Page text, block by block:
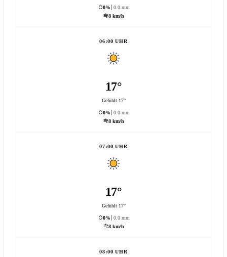
0%
0.0 mm
8 km/h
06:00 UHR
17°
Gefühlt 17°
0%
0.0 mm
8 km/h
07:00 UHR
17°
Gefühlt 17°
0%
0.0 mm
8 km/h
08:00 UHR